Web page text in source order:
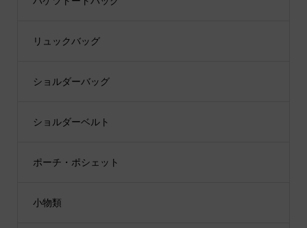
リュックバッグ
ショルダーバッグ
ショルダーベルト
ポーチ・ポシェット
小物類